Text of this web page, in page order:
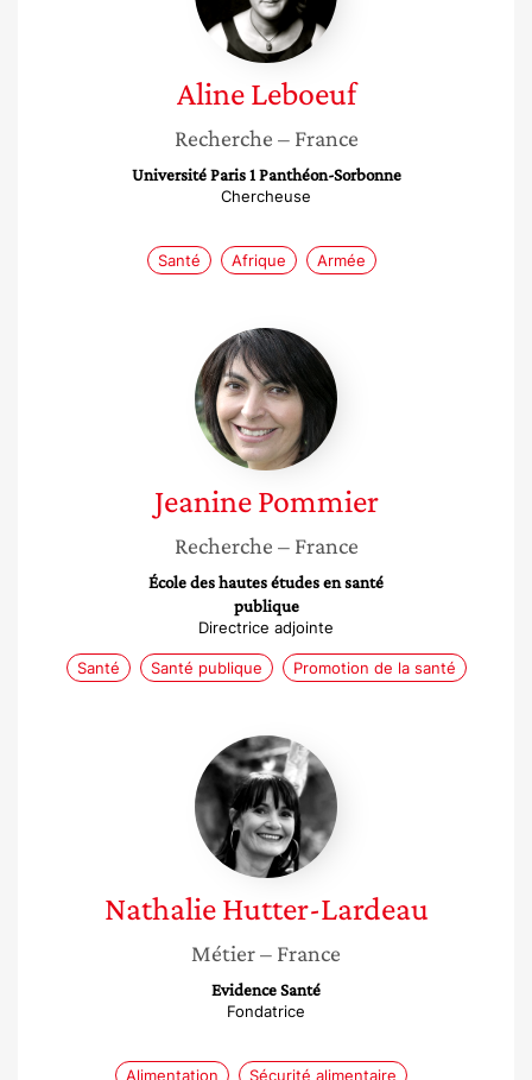
Aline Leboeuf
Recherche – France
Université Paris 1 Panthéon-Sorbonne
Chercheuse
Santé Afrique Armée
Jeanine
Pommier
Jeanine Pommier
Recherche – France
École des hautes études en santé
publique
Directrice adjointe
Santé Santé publique Promotion de la santé
Nathalie
Hutter-
Lardeau
Nathalie Hutter-Lardeau
Métier– France
Evidence Santé
Fondatrice
Alimentation Sécurité alimentaire